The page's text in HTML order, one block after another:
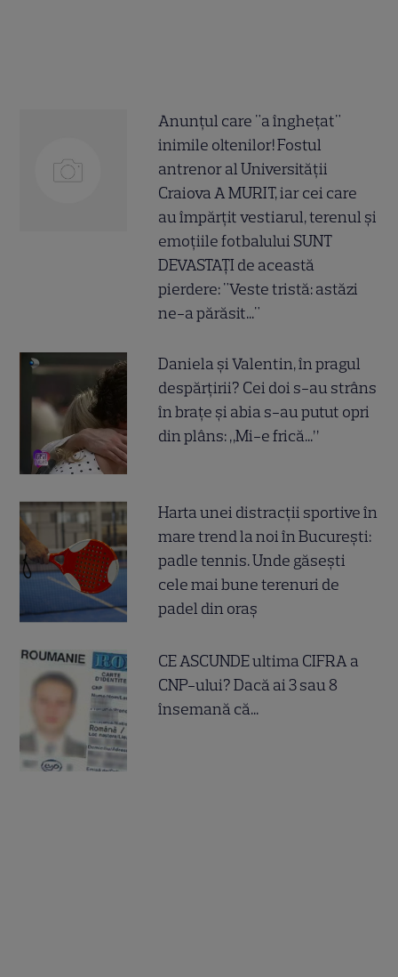
Anunțul care "a înghețat"
inimile oltenilor! Fostul
antrenor al Universității
Craiova A MURIT, iar cei care
au împărțit vestiarul, terenul și
emoțiile fotbalului SUNT
DEVASTAȚI de această
pierdere: "Veste tristă: astăzi
ne-a părăsit..."
Daniela și Valentin, în pragul
despărțirii? Cei doi s-au strâns
în brațe și abia s-au putut opri
din plâns: „Mi-e frică...”
Harta unei distracții sportive în
mare trend la noi în București:
padle tennis. Unde găsești
cele mai bune terenuri de
padel din oraș
CE ASCUNDE ultima CIFRA a
CNP-ului? Dacă ai 3 sau 8
însemană că...